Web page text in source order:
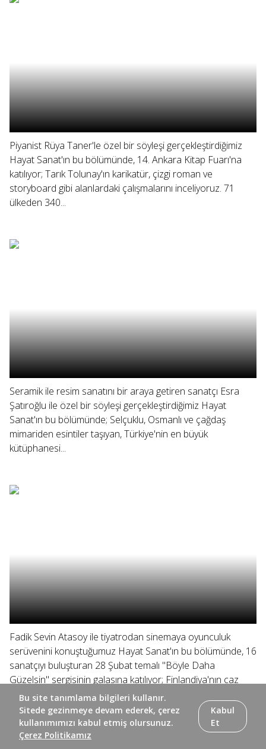
Piyanist Rüya Taner'le özel bir söyleşi gerçekleştirdiğimiz
Hayat Sanat'ın bu bölümünde, 14. Ankara Kitap Fuarı'na
katılıyor; Tarık Tolunay'ın karikatür, çizgi roman ve
storyboard gibi alanlardaki çalışmalarını inceliyoruz. 71
ülkeden 340...
Seramik ile resim sanatını bir araya getiren sanatçı Esra
Şatıroğlu ile özel bir söyleşi gerçekleştirdiğimiz Hayat
Sanat'ın bu bölümünde; Selçuklu, Osmanlı ve çağdaş
mimariden esintiler taşıyan, Türkiye'nin en büyük
kütüphanesi...
Fadik Sevin Atasoy ile tiyatrodan sinemaya oyunculuk
serüvenini konuştuğumuz Hayat Sanat'ın bu bölümünde, 16
sanatçıyı buluşturan 28 Şubat temalı "Böyle Daha
Güzelsin" sergisinin galasına katılıyor; Finlandiya'nın caz
üçlülerinden "Kari İkonen...
Bu site tanımlama bilgileri kullanır.
Sitede gezinmeye devam ederek, çerez
kullanımımızı kabul etmiş olursunuz.
Çerez Politikamız
Kabul
Et